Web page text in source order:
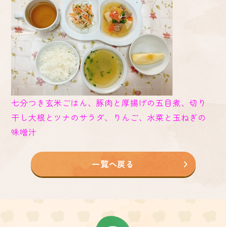
七分つき玄米ごはん、豚肉と厚揚げの五目煮、切り
干し大根とツナのサラダ、りんご、水菜と玉ねぎの
味噌汁
一覧へ戻る